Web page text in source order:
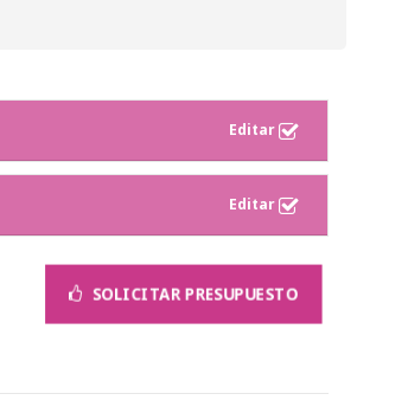
SOLICITAR PRESUPUESTO